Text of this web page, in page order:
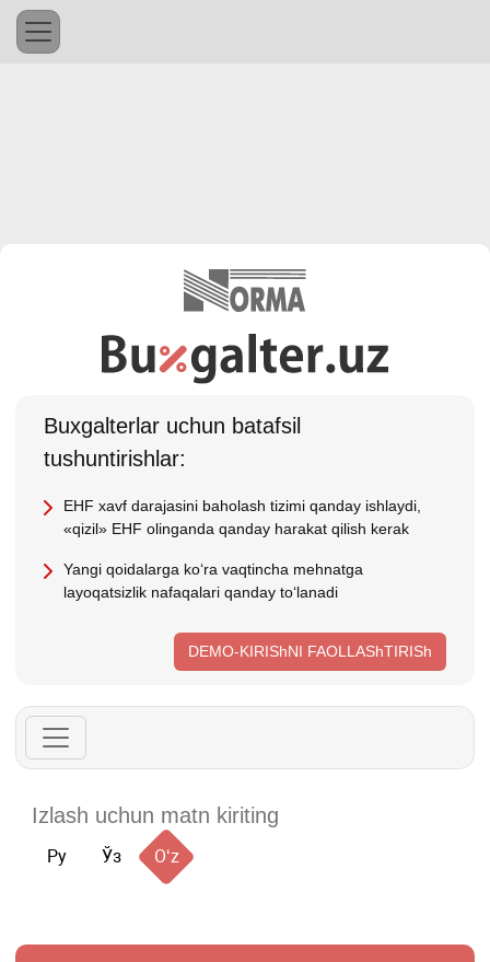
Buхgalterlar uchun batafsil
tushuntirishlar:
EHF хavf darajasini baholash tizimi qanday ishlaydi,
«qizil» EHF olinganda qanday harakat qilish kerak
Yangi qoidalarga koʻra vaqtincha mehnatga
layoqatsizlik nafaqalari qanday toʻlanadi
DEMO-KIRIShNI FAOLLAShTIRISh
Ру Ўз Oʻz